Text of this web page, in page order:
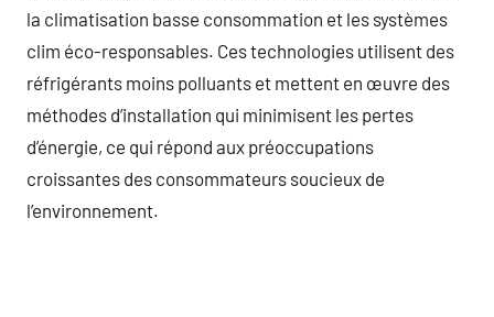
la climatisation basse consommation et les systèmes
clim éco-responsables. Ces technologies utilisent des
réfrigérants moins polluants et mettent en œuvre des
méthodes d’installation qui minimisent les pertes
d’énergie, ce qui répond aux préoccupations
croissantes des consommateurs soucieux de
l’environnement.